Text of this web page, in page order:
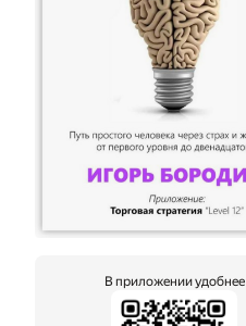
В приложении удобнее